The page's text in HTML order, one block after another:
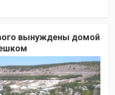
вынуждены домой